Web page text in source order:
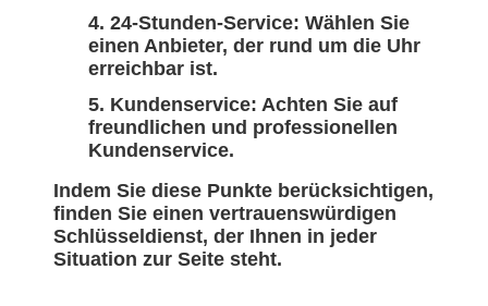
24-Stunden-Service: Wählen Sie
einen Anbieter, der rund um die Uhr
erreichbar ist.
Kundenservice: Achten Sie auf
freundlichen und professionellen
Kundenservice.
Indem Sie diese Punkte berücksichtigen,
finden Sie einen vertrauenswürdigen
Schlüsseldienst, der Ihnen in jeder
Situation zur Seite steht.